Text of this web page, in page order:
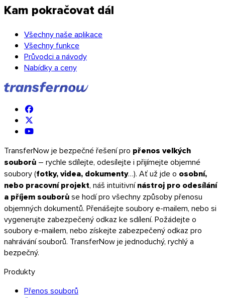
Kam pokračovat dál
Všechny naše aplikace
Všechny funkce
Průvodci a návody
Nabídky a ceny
TransferNow je bezpečné řešení pro přenos velkých
souborů – rychle sdílejte, odesílejte i přijímejte objemné
soubory (fotky, videa, dokumenty…). Ať už jde o osobní,
nebo pracovní projekt, náš intuitivnínástroj pro odesílání
a příjem souborůse hodí pro všechny způsoby přenosu
objemných dokumentů. Přenášejte soubory e-mailem, nebo si
vygenerujte zabezpečený odkaz ke sdílení. Požádejte o
soubory e-mailem, nebo získejte zabezpečený odkaz pro
nahrávání souborů. TransferNow je jednoduchý, rychlý a
bezpečný.
Produkty
Přenos souborů